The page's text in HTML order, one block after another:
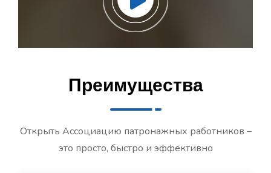
Преимущества
Открыть Ассоциацию патронажных работников –
это просто, быстро и эффективно